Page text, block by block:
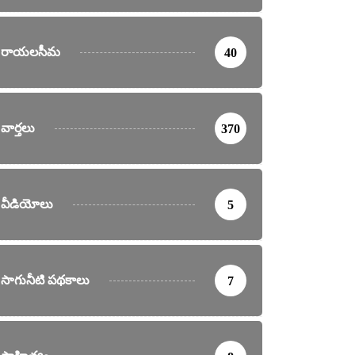
రాయలసీమ 40
వార్తలు 370
వీడియోలు 5
సాగునీటి పథకాలు 7